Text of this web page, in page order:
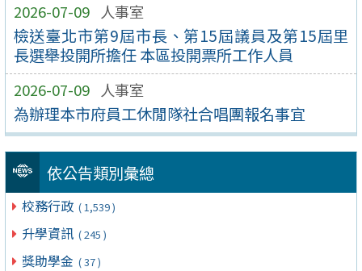
2026-07-09 人事室
檢送臺北市第9屆市長、第15屆議員及第15屆里
長選舉投開所擔任 本區投開票所工作人員
2026-07-09 人事室
為辦理本市府員工休閒隊社合唱團報名事宜
依公告類別彙總
校務行政 ( 1,539 )
升學資訊 ( 245 )
獎助學金 ( 37 )